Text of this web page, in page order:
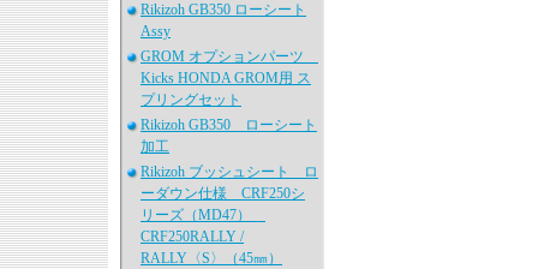
Rikizoh GB350 ローシート
Assy
GROM オプションパーツ
Kicks HONDA GROM用 ス
プリングセット
Rikizoh GB350 ローシート
加工
Rikizoh ブッシュシート ロ
ーダウン仕様 CRF250シ
リーズ（MD47）
CRF250RALLY /
RALLY〈S〉（45㎜）